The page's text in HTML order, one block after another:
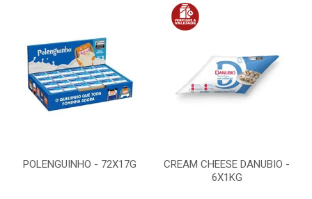
POLENGUINHO - 72X17G
CREAM CHEESE DANUBIO -
6X1KG